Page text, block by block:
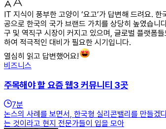
IT 지식이 풍부한 고양이 ‘요고’가 답변해 드려요.
공으로 한국의 국가 브랜드 가치를 상당히 높였습니
구 및 역직구 시장이 커지고 있으며, 글로벌 플랫폼
하여 적극적인 대비가 필요한 시기입니다.
열심히 읽고 답변했어요!
비즈니스
주목해야 할 요즘 웹3 커뮤니티 3곳
7분
논스의 사례를 보면서, 한국형 실리콘밸리를 만들
는 것이라고 현지 전문가들이 입을 모아